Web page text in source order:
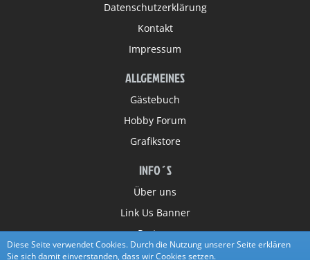
Datenschutzerklärung
Kontakt
Impressum
ALLGEMEINES
Gästebuch
Hobby Forum
Grafikstore
INFO´S
Über uns
Link Us Banner
Partner
Diese Seite verwendet Cookies. Durch die Nutzung unserer Seite erklären
Sie sich damit einverstanden, dass wir Cookies setzen.